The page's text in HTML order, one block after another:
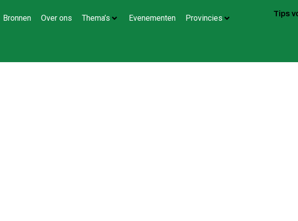
Bronnen Over ons Thema’s Evenementen
Provincies
Tips